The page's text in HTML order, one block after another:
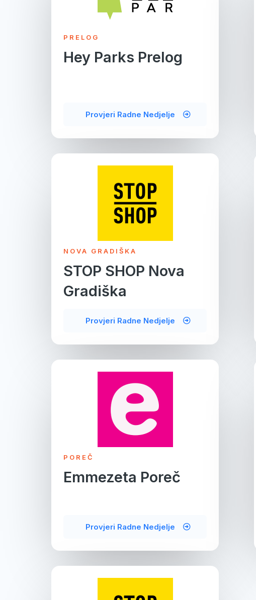
PRELOG
Hey Parks Prelog
Provjeri Radne Nedjelje
NOVA GRADIŠKA
STOP SHOP Nova
Gradiška
Provjeri Radne Nedjelje
POREČ
Emmezeta Poreč
Provjeri Radne Nedjelje